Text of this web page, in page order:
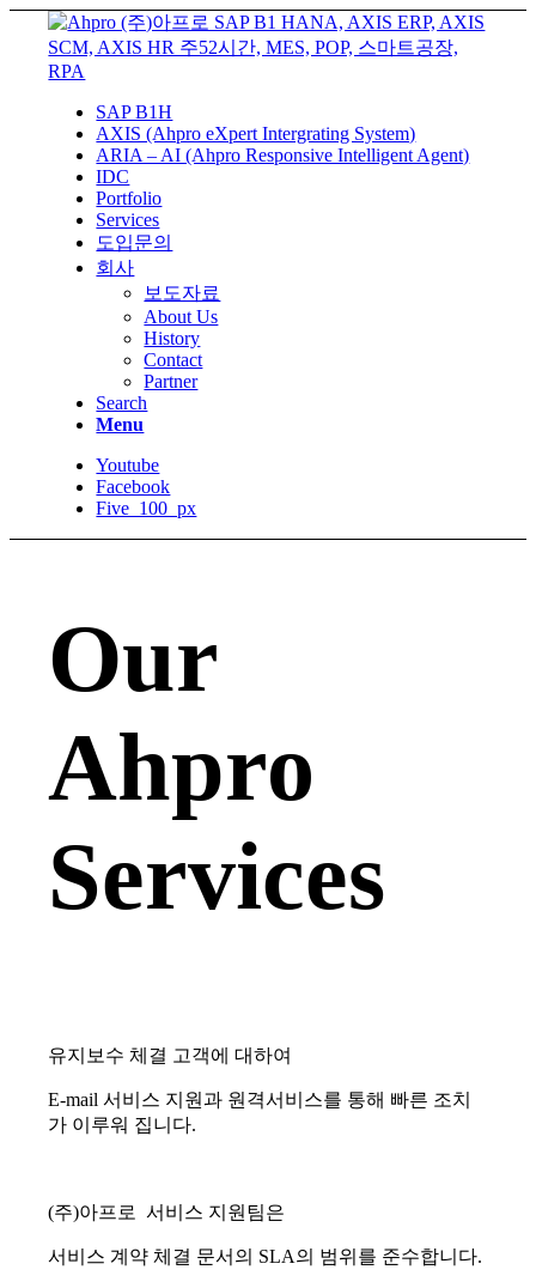
SAP B1H
AXIS (Ahpro eXpert Intergrating System)
ARIA – AI (Ahpro Responsive Intelligent Agent)
IDC
Portfolio
Services
도입문의
회사
보도자료
About Us
History
Contact
Partner
Search
Menu
Youtube
Facebook
Five_100_px
Our
Ahpro
Services
유지보수 체결 고객에 대하여
E-mail 서비스 지원과 원격서비스를 통해 빠른 조치
가 이루워 집니다.
(주)아프로 서비스 지원팀은
서비스 계약 체결 문서의 SLA의 범위를 준수합니다.